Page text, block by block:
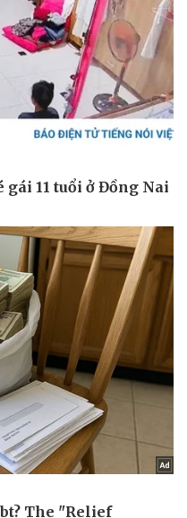
Quân sự - Quốc phòng
Vũ khí
Phân tích